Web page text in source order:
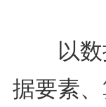
以数
据要素